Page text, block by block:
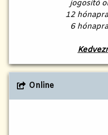
jogosító
12
6
Online